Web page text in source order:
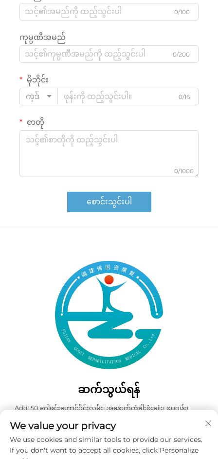
0/100
ကုမ္ပဏီအမည်
0/200
မိုဘိုင်း
ကုဒ်
0/16
စာတို
0/1000
စောင်းသွင်းပါ
ဆက်သွယ်ရန်
Add: 50 ဂေါဖင်းတောင်ပိုင်းလမ်း၊ အနောက်တံခါးဖုံးချုံး၊ ဖျူဂျန်း၊
+86-19859128239
အီးမေးလ်:[email protected]
We value your privacy
We use cookies and similar tools to provide our services.
If you don't want to accept all cookies, click Personalize